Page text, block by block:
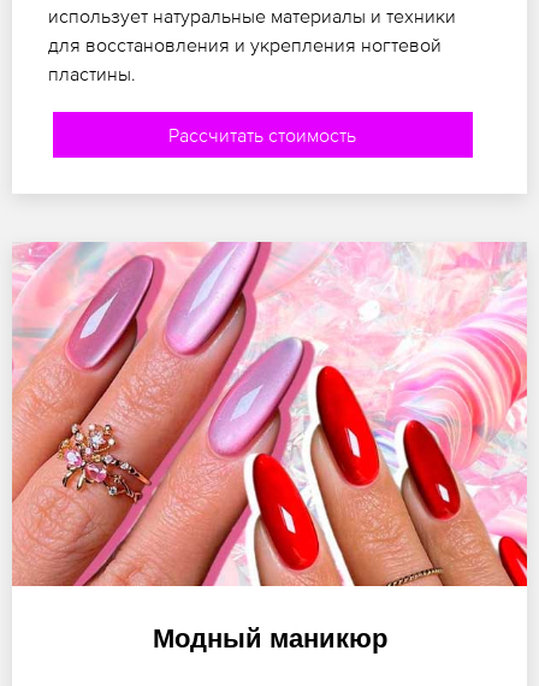
использует натуральные материалы и техники
для восстановления и укрепления ногтевой
пластины.
Рассчитать стоимость
Модный маникюр